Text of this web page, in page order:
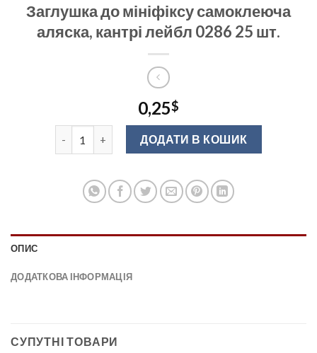
Заглушка до мініфіксу самоклеюча
аляска, кантрі лейбл 0286 25 шт.
0,25$
Заглушка до мініфіксу самоклеюча аляска, кантрі
ДОДАТИ В КОШИК
ОПИС
ДОДАТКОВА ІНФОРМАЦІЯ
СУПУТНІ ТОВАРИ